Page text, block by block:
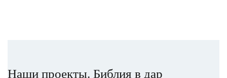
Наши проекты. Библия в дар